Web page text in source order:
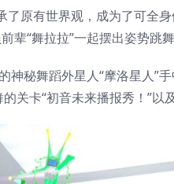
原有世界观，成为了可全
辈“舞拉拉”一起摆出姿势跳舞
神秘舞蹈外星人“摩洛星人”
卡“初音未来播报秀！”以